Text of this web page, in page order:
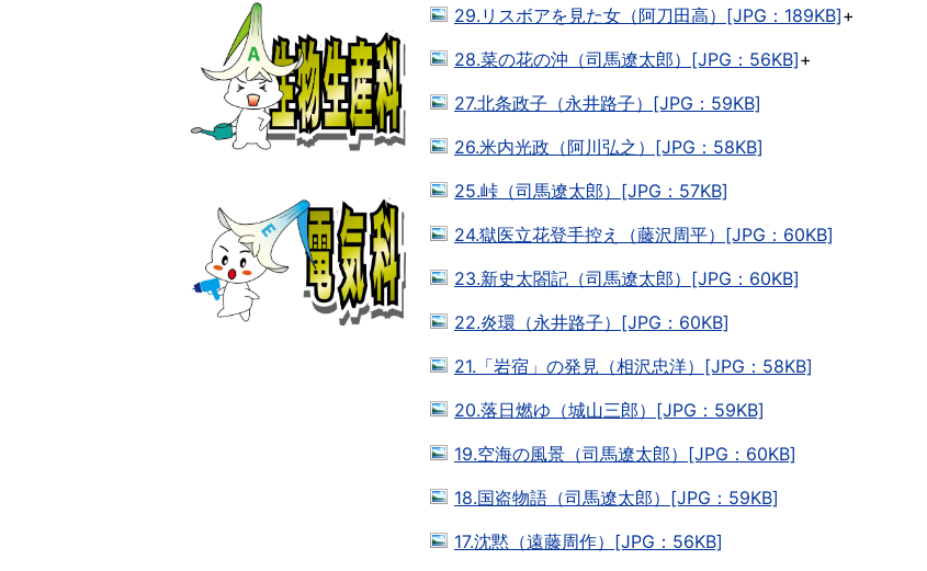
29.リスボアを見た女（阿刀田高）[JPG：189KB]+
28.菜の花の沖（司馬遼太郎）[JPG：56KB]+
27.北条政子（永井路子）[JPG：59KB]
26.米内光政（阿川弘之）[JPG：58KB]
25.峠（司馬遼太郎）[JPG：57KB]
24.獄医立花登手控え（藤沢周平）[JPG：60KB]
23.新史太閤記（司馬遼太郎）[JPG：60KB]
22.炎環（永井路子）[JPG：60KB]
21.「岩宿」の発見（相沢忠洋）[JPG：58KB]
20.落日燃ゆ（城山三郎）[JPG：59KB]
19.空海の風景（司馬遼太郎）[JPG：60KB]
18.国盗物語（司馬遼太郎）[JPG：59KB]
17.沈黙（遠藤周作）[JPG：56KB]